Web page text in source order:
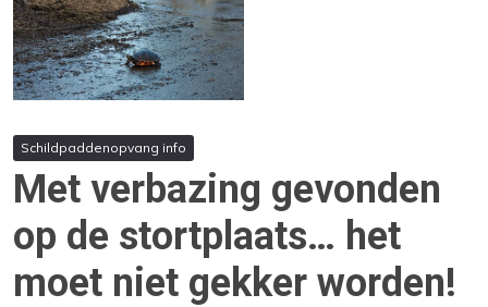
Schildpaddenopvang info
Met verbazing gevonden
op de stortplaats… het
moet niet gekker worden!